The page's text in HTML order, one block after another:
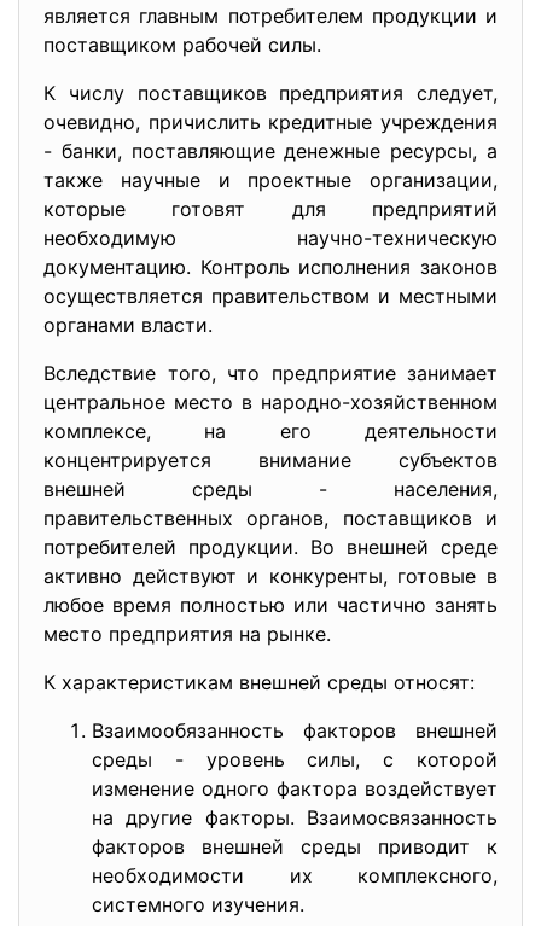
является главным потребителем продукции и
поставщиком рабочей силы.
К числу поставщиков предприятия следует,
очевидно, причислить кредитные учреждения
- банки, поставляющие денежные ресурсы, а
также научные и проектные организации,
которые готовят для предприятий
необходимую научно-техническую
документацию. Контроль исполнения законов
осуществляется правительством и местными
органами власти.
Вследствие того, что предприятие занимает
центральное место в народно-хозяйственном
комплексе, на его деятельности
концентрируется внимание субъектов
внешней среды - населения,
правительственных органов, поставщиков и
потребителей продукции. Во внешней среде
активно действуют и конкуренты, готовые в
любое время полностью или частично занять
место предприятия на рынке.
К характеристикам внешней среды относят:
Взаимообязанность факторов внешней
среды - уровень силы, с которой
изменение одного фактора воздействует
на другие факторы. Взаимосвязанность
факторов внешней среды приводит к
необходимости их комплексного,
системного изучения.